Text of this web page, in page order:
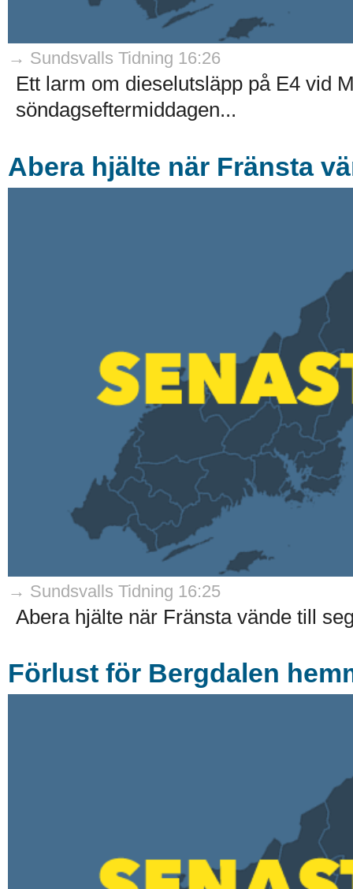
→ Sundsvalls Tidning 16:26
Ett larm om dieselutsläpp på E4 vid
söndagseftermiddagen...
Abera hjälte när Fränsta
→ Sundsvalls Tidning 16:25
Abera hjälte när Fränsta vände till
Förlust för Bergdalen